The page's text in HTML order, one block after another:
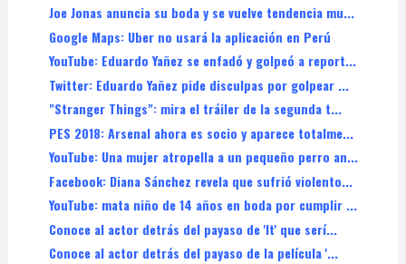
Joe Jonas anuncia su boda y se vuelve tendencia mu...
Google Maps: Uber no usará la aplicación en Perú
YouTube: Eduardo Yañez se enfadó y golpeó a report...
Twitter: Eduardo Yañez pide disculpas por golpear ...
"Stranger Things": mira el tráiler de la segunda t...
PES 2018: Arsenal ahora es socio y aparece totalme...
YouTube: Una mujer atropella a un pequeño perro an...
Facebook: Diana Sánchez revela que sufrió violento...
YouTube: mata niño de 14 años en boda por cumplir ...
Conoce al actor detrás del payaso de 'It' que serí...
Conoce al actor detrás del payaso de la película '...